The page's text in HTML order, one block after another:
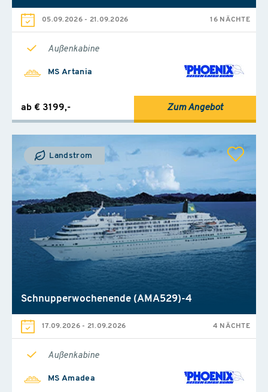
05.09.2026- 21.09.2026 16 NÄCHTE
Außenkabine
MS Artania
ab € 3199,- Zum Angebot
Landstrom
Schnupperwochenende (AMA529)-4
17.09.2026- 21.09.2026 4 NÄCHTE
Außenkabine
MS Amadea